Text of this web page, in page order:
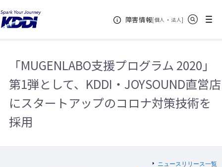
障害情報[個人 ・ 法人新規ウィンドウ
]
メニュー
KDDIホーム
「MUGENLABO支援プログラム 2020」第1弾として、KDDI・JOYSOUND
直営店にスタートアップのコロナ対策技術を採用
「MUGENLABO支援プログラム 2020」
第1弾として、KDDI・JOYSOUND直営店
にスタートアップのコロナ対策技術を
採用
ニュースリリース一覧